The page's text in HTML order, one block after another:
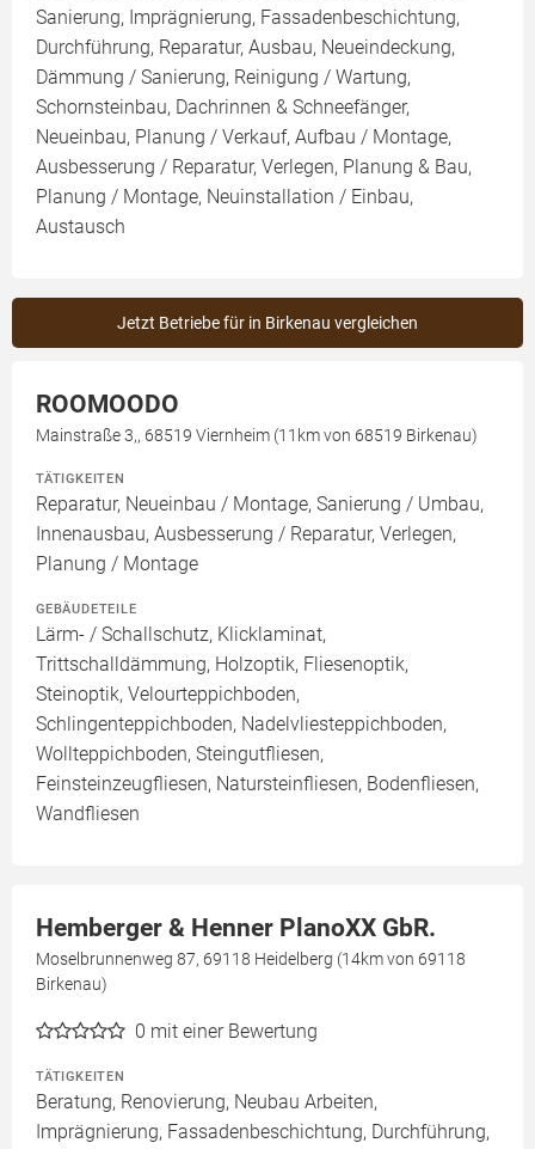
Sanierung, Imprägnierung, Fassadenbeschichtung,
Durchführung, Reparatur, Ausbau, Neueindeckung,
Dämmung / Sanierung, Reinigung / Wartung,
Schornsteinbau, Dachrinnen & Schneefänger,
Neueinbau, Planung / Verkauf, Aufbau / Montage,
Ausbesserung / Reparatur, Verlegen, Planung & Bau,
Planung / Montage, Neuinstallation / Einbau,
Austausch
Jetzt Betriebe für in Birkenau vergleichen
ROOMOODO
Mainstraße 3,, 68519 Viernheim (11km von 68519 Birkenau)
TÄTIGKEITEN
Reparatur, Neueinbau / Montage, Sanierung / Umbau,
Innenausbau, Ausbesserung / Reparatur, Verlegen,
Planung / Montage
GEBÄUDETEILE
Lärm- / Schallschutz, Klicklaminat,
Trittschalldämmung, Holzoptik, Fliesenoptik,
Steinoptik, Velourteppichboden,
Schlingenteppichboden, Nadelvliesteppichboden,
Wollteppichboden, Steingutfliesen,
Feinsteinzeugfliesen, Natursteinfliesen, Bodenfliesen,
Wandfliesen
Hemberger & Henner PlanoXX GbR.
Moselbrunnenweg 87, 69118 Heidelberg (14km von 69118
Birkenau)
0 mit einer Bewertung
TÄTIGKEITEN
Beratung, Renovierung, Neubau Arbeiten,
Imprägnierung, Fassadenbeschichtung, Durchführung,